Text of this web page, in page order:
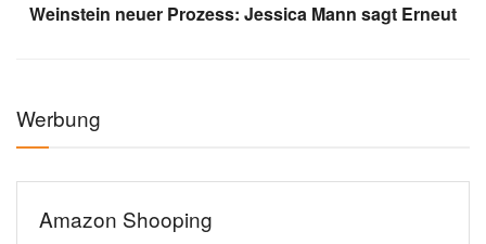
Weinstein neuer Prozess: Jessica Mann sagt Erneut
Werbung
Amazon Shooping